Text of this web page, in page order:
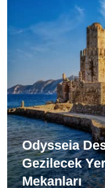
Odysseia
Gezilecek
Mekanları